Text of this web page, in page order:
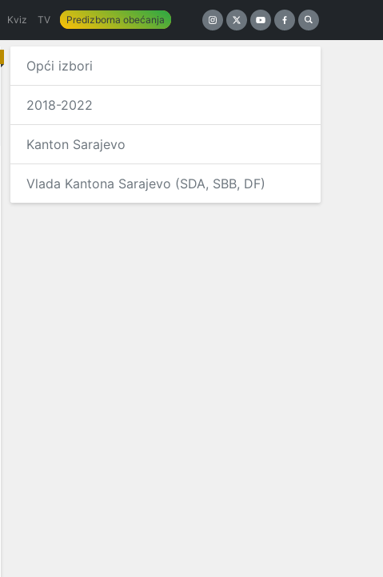
Kviz TV Predizborna obećanja
Opći izbori
2018-2022
Kanton Sarajevo
Vlada Kantona Sarajevo (SDA, SBB, DF)